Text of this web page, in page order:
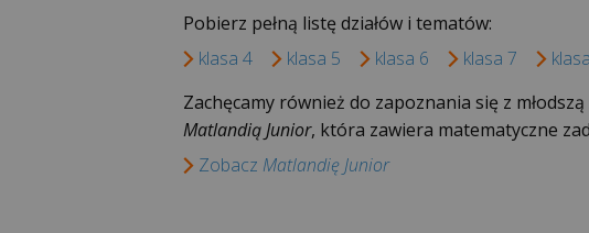
Pobierz pełną listę działów i tematów:
klasa 4
klasa 5 klasa 6 klasa 7
Zachęcamy również do zapoznania się z
Matlandią Junior, która zawiera matematyczne
Zobacz Matlandię Junior